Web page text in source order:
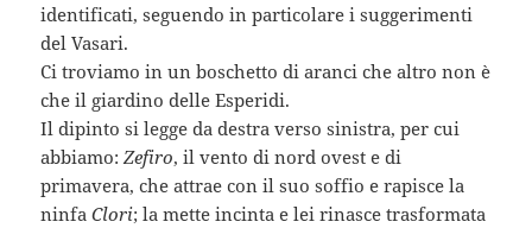
identificati, seguendo in particolare i suggerimenti
del Vasari.
Ci troviamo in un boschetto di aranci che altro non è
che il giardino delle Esperidi.
Il dipinto si legge da destra verso sinistra, per cui
abbiamo:Zefiro, il vento di nord ovest e di
primavera, che attrae con il suo soffio e rapisce la
ninfaClori; la mette incinta e lei rinasce trasformata